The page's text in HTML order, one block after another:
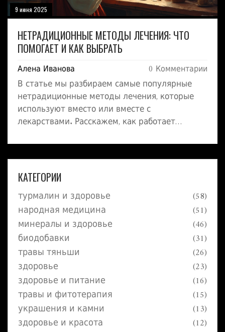
9 июня 2025
НЕТРАДИЦИОННЫЕ МЕТОДЫ ЛЕЧЕНИЯ: ЧТО
ПОМОГАЕТ И КАК ВЫБРАТЬ
Алена Иванова 0 Комментарии
В статье мы разбираем самые популярные
нетрадиционные методы лечения, которые
используют вместо или вместе с
лекарствами. Расскажем, как работает
акупунктуру, что можно узнать о лечении
движением и медитациями. Поделимся
интересными фактами о древних техниках и
дадим практические советы для тех, кто
хочет попробовать альтернативные способы
заботы о здоровье. Обсудим риски и важные
моменты, о которых часто забывают.
КАТЕГОРИИ
турмалин и здоровье (58)
народная медицина (51)
минералы и здоровье (46)
биодобавки (31)
травы тяньши (26)
здоровье (23)
здоровье и питание (16)
травы и фитотерапия (15)
украшения и камни (13)
здоровье и красота (12)